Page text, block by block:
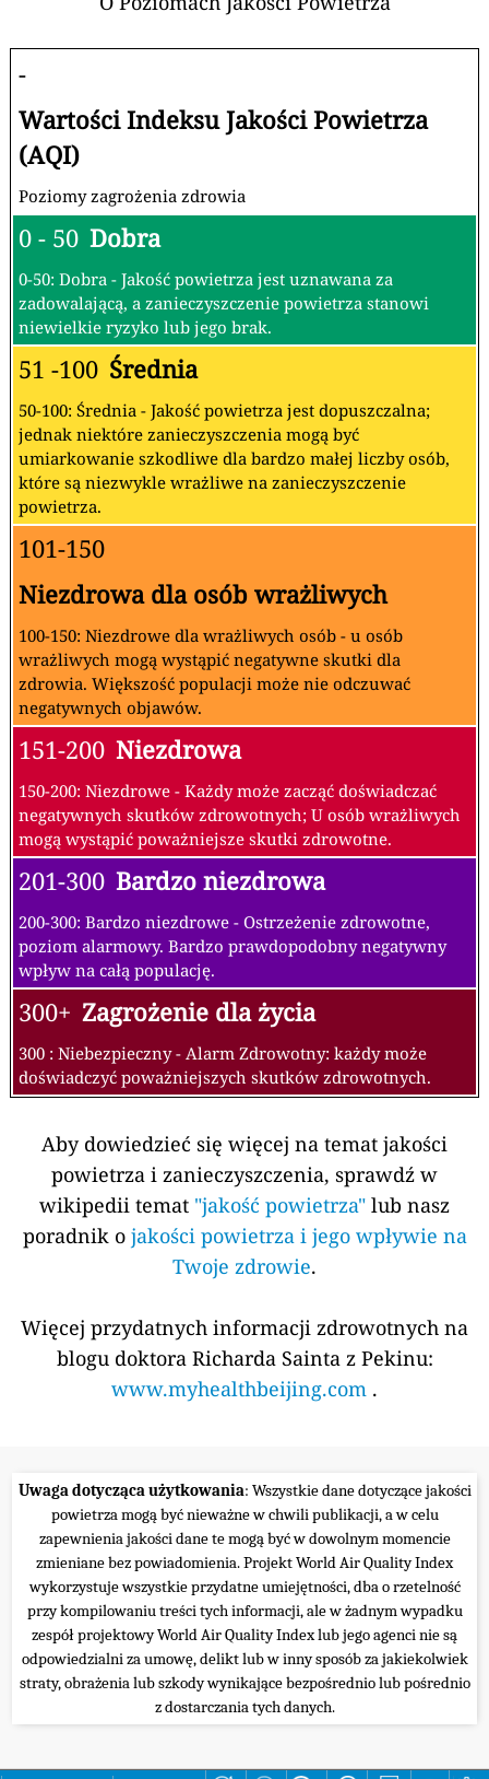
-
Wartości Indeksu Jakości Powietrza
(AQI)
Poziomy zagrożenia zdrowia
0 - 50 Dobra
0-50: Dobra - Jakość powietrza jest uznawana za
zadowalającą, a zanieczyszczenie powietrza stanowi
niewielkie ryzyko lub jego brak.
51 -100 Średnia
50-100: Średnia - Jakość powietrza jest dopuszczalna;
jednak niektóre zanieczyszczenia mogą być
umiarkowanie szkodliwe dla bardzo małej liczby osób,
które są niezwykle wrażliwe na zanieczyszczenie
powietrza.
101-150
Niezdrowa dla osób wrażliwych
100-150: Niezdrowe dla wrażliwych osób - u osób
wrażliwych mogą wystąpić negatywne skutki dla
zdrowia. Większość populacji może nie odczuwać
negatywnych objawów.
151-200 Niezdrowa
150-200: Niezdrowe - Każdy może zacząć doświadczać
negatywnych skutków zdrowotnych; U osób wrażliwych
mogą wystąpić poważniejsze skutki zdrowotne.
201-300 Bardzo niezdrowa
200-300: Bardzo niezdrowe - Ostrzeżenie zdrowotne,
poziom alarmowy. Bardzo prawdopodobny negatywny
wpływ na całą populację.
300+ Zagrożenie dla życia
300 : Niebezpieczny - Alarm Zdrowotny: każdy może
doświadczyć poważniejszych skutków zdrowotnych.
Aby dowiedzieć się więcej na temat jakości
powietrza i zanieczyszczenia, sprawdź w
wikipedii temat "jakość powietrza" lub nasz
poradnik o jakości powietrza i jego wpływie na
Twoje zdrowie.
Więcej przydatnych informacji zdrowotnych na
blogu doktora Richarda Sainta z Pekinu:
www.myhealthbeijing.com .
Uwaga dotycząca użytkowania: Wszystkie dane dotyczące jakości
powietrza mogą być nieważne w chwili publikacji, a w celu
zapewnienia jakości dane te mogą być w dowolnym momencie
zmieniane bez powiadomienia. Projekt World Air Quality Index
wykorzystuje wszystkie przydatne umiejętności, dba o rzetelność
przy kompilowaniu treści tych informacji, ale w żadnym wypadku
zespół projektowy World Air Quality Index lub jego agenci nie są
odpowiedzialni za umowę, delikt lub w inny sposób za jakiekolwiek
straty, obrażenia lub szkody wynikające bezpośrednio lub pośrednio
z dostarczania tych danych.